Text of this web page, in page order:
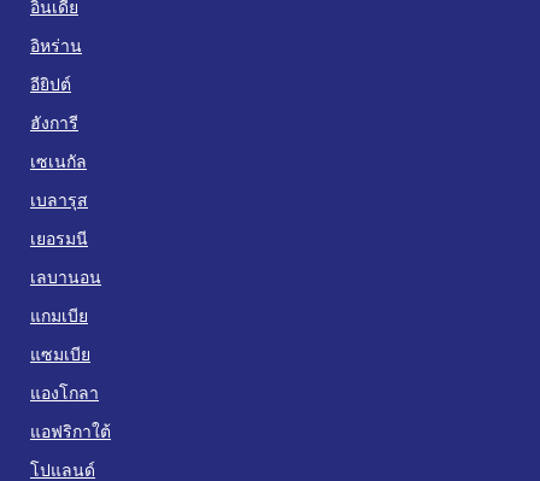
อินเดีย
อิหร่าน
อียิปต์
ฮังการี
เซเนกัล
เบลารุส
เยอรมนี
เลบานอน
แกมเบีย
แซมเบีย
แองโกลา
แอฟริกาใต้
โปแลนด์